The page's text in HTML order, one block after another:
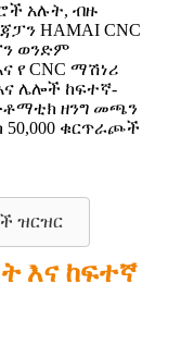
አሉት, ብዙ
HAMAI CNC
ወንድም
የ CNC ማሽነሪ
እና ሌሎች ከፍተኛ-
ዘንግ መጫን
50,000 ቁርጥራጮች
ዝርዝር
እና ከፍተኛ